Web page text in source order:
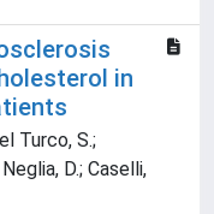
in
Turco, S.;
D.; Caselli,